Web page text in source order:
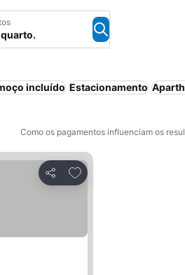
incluído Estacionamento
Como os pagamentos influenciam os
Partilhar
Adicionar aos favoritos